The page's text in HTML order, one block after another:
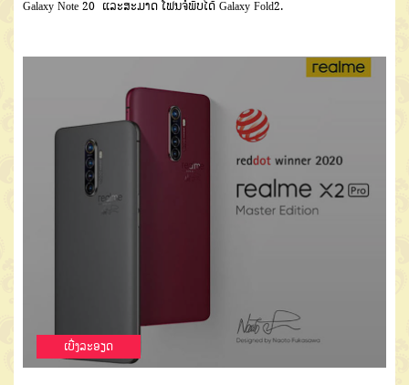
Galaxy Note 20 ແລະສະມາດ ໂຟນຈໍພັບໄດ້ Galaxy Fold2.
ເບີ່ງລະອຽດ